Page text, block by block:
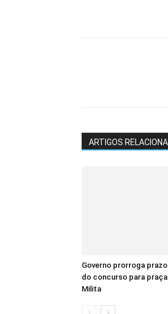
ARTIGOS
Governo prorroga
do concurso para
Milita